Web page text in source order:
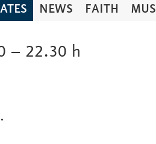
NEWS FAITH
– 22.30 h